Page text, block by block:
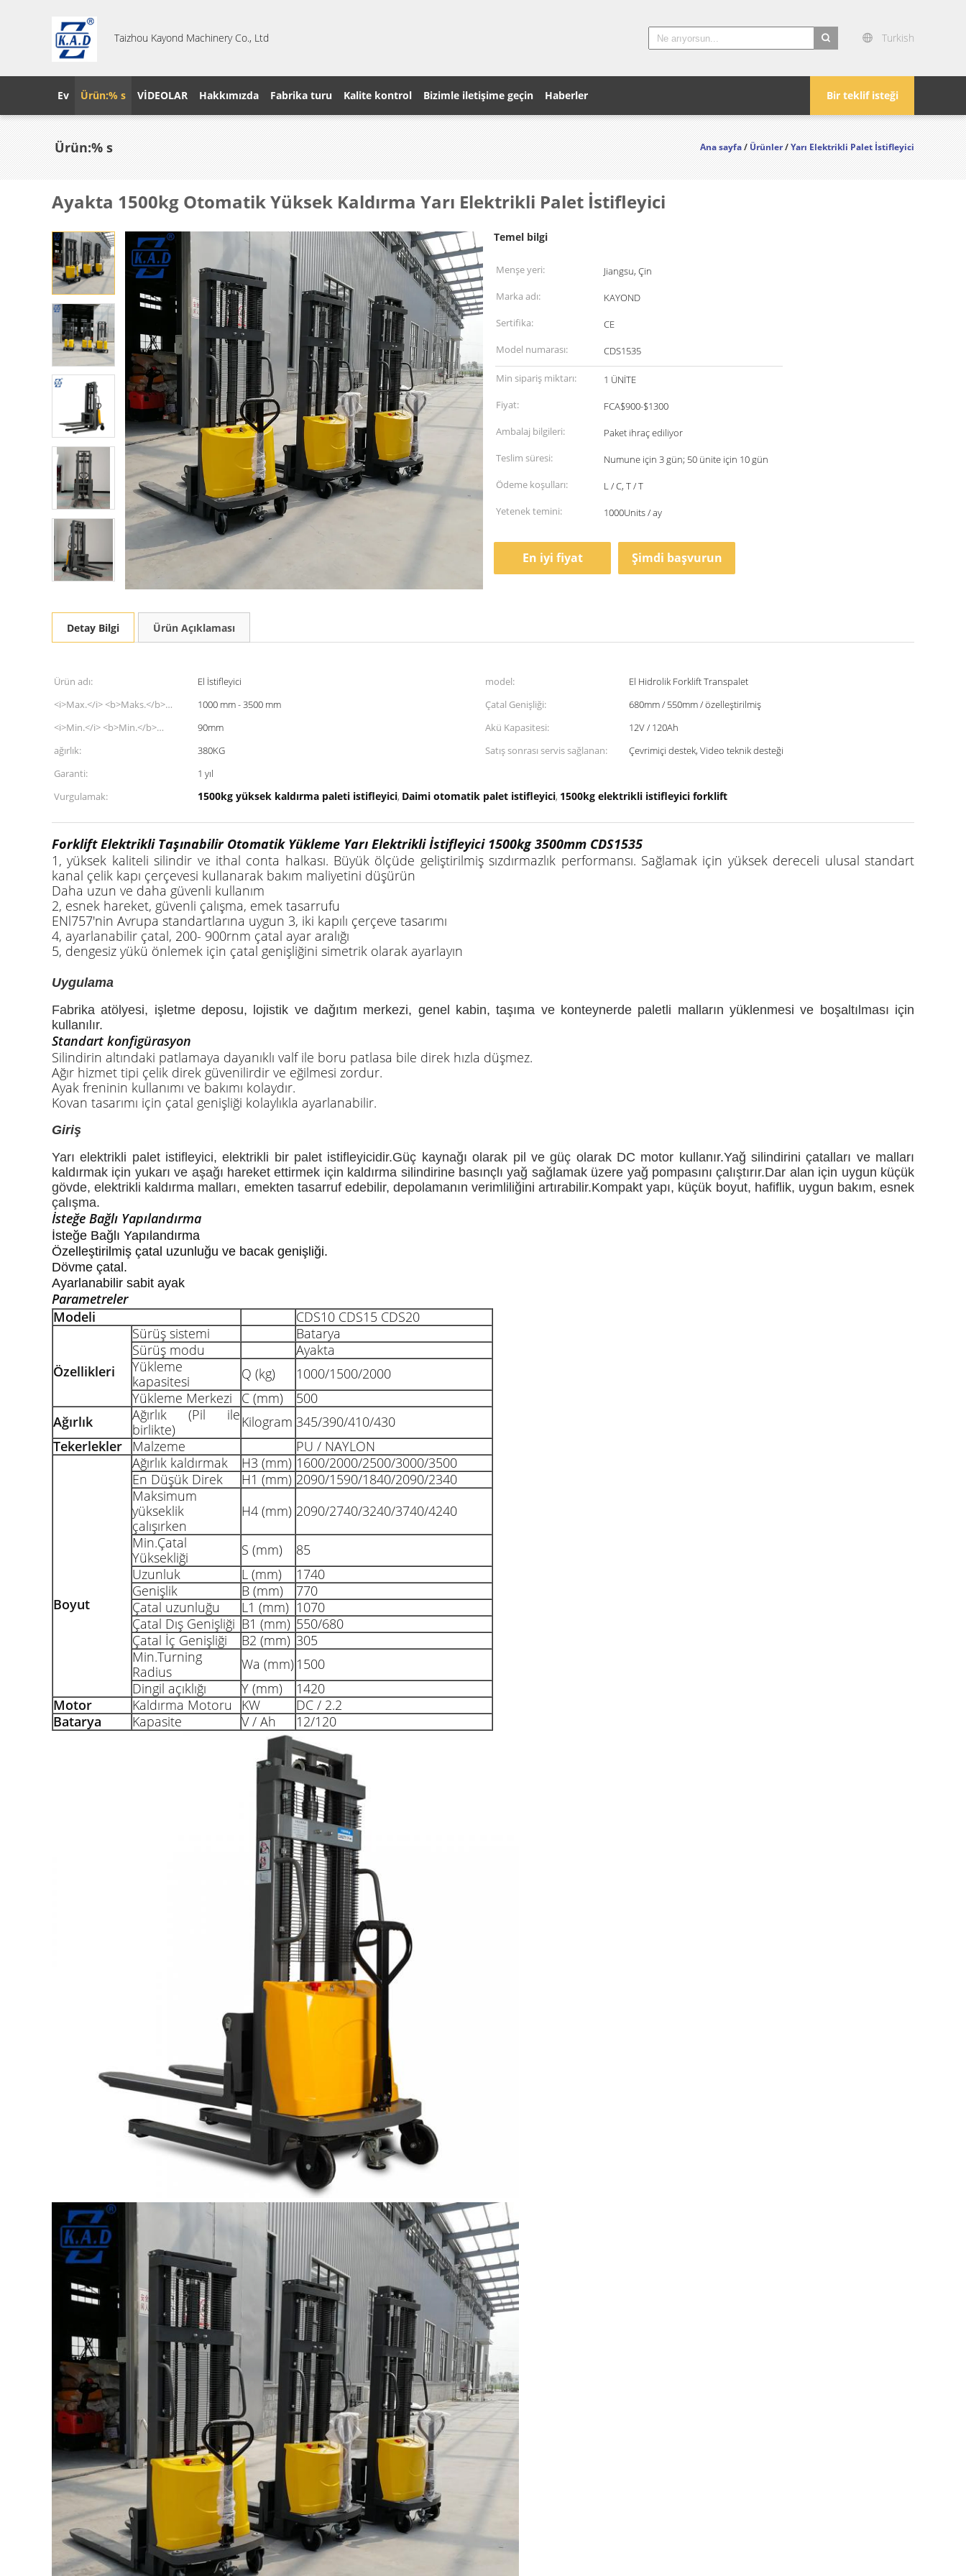
Taizhou Kayond Machinery Co., Ltd
Turkish
Bir teklif isteği
Ev Ürün:% s VİDEOLAR Hakkımızda Fabrika turu Kalite kontrol Bizimle iletişime geçin Haberler
Ürün:% s Ana sayfa/Ürünler/Yarı Elektrikli Palet İstifleyici
Ayakta 1500kg Otomatik Yüksek Kaldırma Yarı Elektrikli Palet İstifleyici
Temel bilgi
Menşe yeri:
Jiangsu, Çin
Marka adı:
KAYOND
Sertifika:
CE
Model numarası:
CDS1535
Min sipariş miktarı:
1 ÜNİTE
Fiyat:
FCA$900-$1300
Ambalaj bilgileri:
Paket ihraç ediliyor
Teslim süresi:
Numune için 3 gün; 50 ünite için 10 gün
Ödeme koşulları:
L / C, T / T
Yetenek temini:
1000Units / ay
En iyi fiyat Şimdi başvurun
Detay Bilgi Ürün Açıklaması
Ürün adı: El İstifleyici model:
El Hidrolik Forklift Transpalet
<i>Max.</i> <b>Maks.</b>
<i>Lifting Height</i> <b>Ağırlık
kaldırmak</b>:
1000 mm - 3500 mm Çatal Genişliği:
680mm / 550mm / özelleştirilmiş
<i>Min.</i> <b>Min.</b>
<i>Lifting Height</i> <b>Ağırlık
kaldırmak</b>:
90mm Akü Kapasitesi:
12V / 120Ah
ağırlık:
380KG Satış sonrası servis sağlanan:
Çevrimiçi destek, Video teknik desteği
Garanti:
1 yıl
Vurgulamak:
1500kg yüksek kaldırma paleti istifleyici, Daimi otomatik palet istifleyici, 1500kg elektrikli istifleyici forklift
Forklift Elektrikli Taşınabilir Otomatik Yükleme Yarı Elektrikli İstifleyici 1500kg 3500mm CDS1535
1, yüksek kaliteli silindir ve ithal conta halkası. Büyük ölçüde geliştirilmiş sızdırmazlık performansı. Sağlamak için yüksek dereceli ulusal standart
kanal çelik kapı çerçevesi kullanarak bakım maliyetini düşürün
Daha uzun ve daha güvenli kullanım
2, esnek hareket, güvenli çalışma, emek tasarrufu
ENl757'nin Avrupa standartlarına uygun 3, iki kapılı çerçeve tasarımı
4, ayarlanabilir çatal, 200- 900rnm çatal ayar aralığı
5, dengesiz yükü önlemek için çatal genişliğini simetrik olarak ayarlayın
Uygulama
Fabrika atölyesi, işletme deposu, lojistik ve dağıtım merkezi, genel kabin, taşıma ve konteynerde paletli malların yüklenmesi ve boşaltılması için
kullanılır.
Standart konfigürasyon
Silindirin altındaki patlamaya dayanıklı valf ile boru patlasa bile direk hızla düşmez.
Ağır hizmet tipi çelik direk güvenilirdir ve eğilmesi zordur.
Ayak freninin kullanımı ve bakımı kolaydır.
Kovan tasarımı için çatal genişliği kolaylıkla ayarlanabilir.
Giriş
Yarı elektrikli palet istifleyici, elektrikli bir palet istifleyicidir.Güç kaynağı olarak pil ve güç olarak DC motor kullanır.Yağ silindirini çatalları ve malları
kaldırmak için yukarı ve aşağı hareket ettirmek için kaldırma silindirine basınçlı yağ sağlamak üzere yağ pompasını çalıştırır.Dar alan için uygun küçük
gövde, elektrikli kaldırma malları, emekten tasarruf edebilir, depolamanın verimliliğini artırabilir.Kompakt yapı, küçük boyut, hafiflik, uygun bakım, esnek
çalışma.
İsteğe Bağlı Yapılandırma
İsteğe Bağlı Yapılandırma
Özelleştirilmiş çatal uzunluğu ve bacak genişliği.
Dövme çatal.
Ayarlanabilir sabit ayak
Parametreler
Modeli
CDS10 CDS15 CDS20
Özellikleri
Sürüş sistemi
Batarya
Sürüş modu
Ayakta
Yükleme
kapasitesi
Q (kg)
1000/1500/2000
Yükleme Merkezi
C (mm)
500
Ağırlık
Ağırlık (Pil ile
birlikte)
Kilogram 345/390/410/430
Tekerlekler
Malzeme PU / NAYLON
Boyut
Ağırlık kaldırmak H3 (mm) 1600/2000/2500/3000/3500
En Düşük Direk
H1 (mm) 2090/1590/1840/2090/2340
Maksimum
yükseklik
çalışırken
H4 (mm) 2090/2740/3240/3740/4240
Min.Çatal
Yüksekliği
S (mm)
85
Uzunluk
L (mm)
1740
Genişlik
B (mm)
770
Çatal uzunluğu
L1 (mm) 1070
Çatal Dış Genişliği B1 (mm) 550/680
Çatal İç Genişliği
B2 (mm) 305
Min.Turning
Radius
Wa (mm) 1500
Dingil açıklığı
Y (mm)
1420
Motor
Kaldırma Motoru KW
DC / 2.2
Batarya
Kapasite V / Ah 12/120